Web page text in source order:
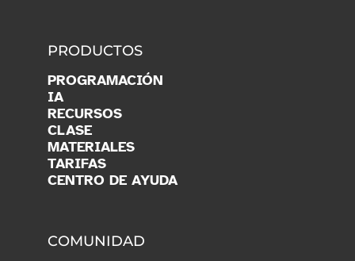
PRODUCTOS
PROGRAMACIÓN
IA
RECURSOS
CLASE
MATERIALES
TARIFAS
CENTRO DE AYUDA
COMUNIDAD